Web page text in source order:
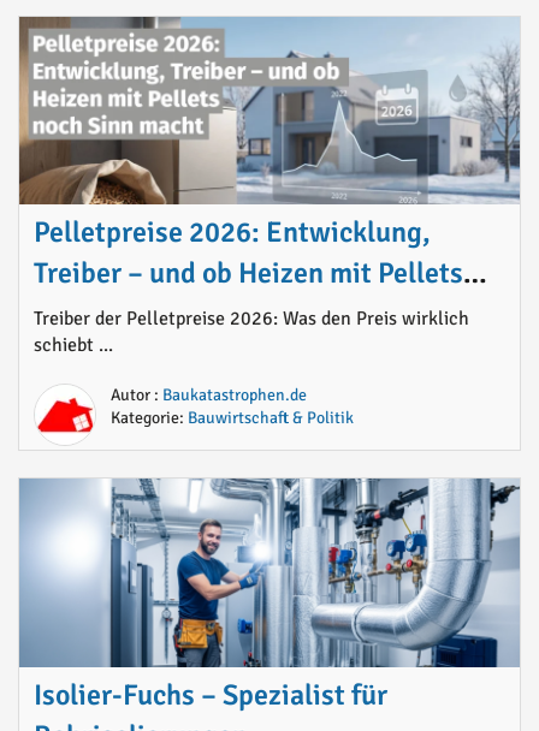
Pelletpreise 2026: Entwicklung,
Treiber – und ob Heizen mit Pellets
noch Sinn macht
Treiber der Pelletpreise 2026: Was den Preis wirklich
schiebt ...
Autor : Baukatastrophen.de
Kategorie: Bauwirtschaft & Politik
Isolier-Fuchs – Spezialist für